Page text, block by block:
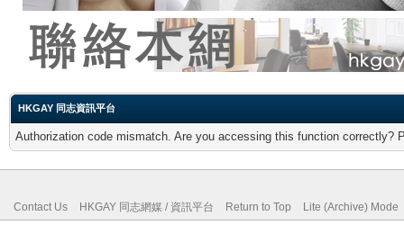
HKGAY 同志資訊平台
Authorization code mismatch. Are you accessing this function correctly?
Contact Us HKGAY 同志網媒 / 資訊平台 Return to Top Lite (Archive) Mode